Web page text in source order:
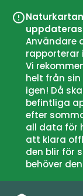
Användare
rapporterar
Vi
helt från
igen! Då
befintliga
efter
all data för
att klara
den blir för
behöver